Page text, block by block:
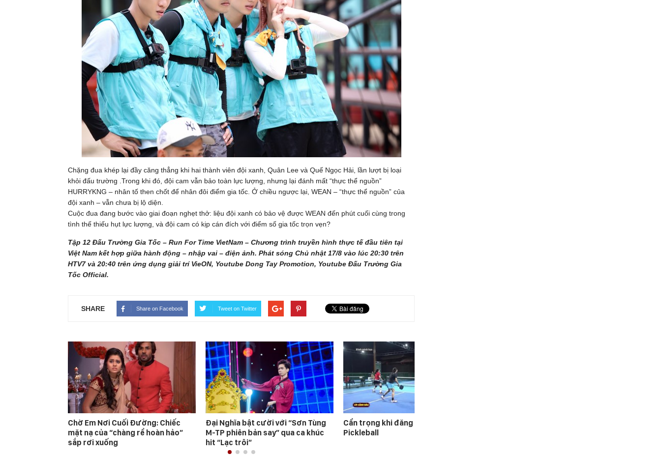
Chặng đua khép lại đầy căng thẳng khi hai thành viên đội xanh, Quân Lee và Quế Ngọc Hải, lần lượt bị loại
khỏi đấu trường .Trong khi đó, đội cam vẫn bảo toàn lực lượng, nhưng lại đánh mất “thực thể nguồn”
HURRYKNG – nhân tố then chốt để nhân đôi điểm gia tốc. Ở chiều ngược lại, WEAN – “thực thể nguồn” của
đội xanh – vẫn chưa bị lộ diện.
Cuộc đua đang bước vào giai đoạn nghẹt thở: liệu đội xanh có bảo vệ được WEAN đến phút cuối cùng trong
tình thế thiếu hụt lực lượng, và đội cam có kịp cán đích với điểm số gia tốc trọn vẹn?
Tập 12 Đấu Trường Gia Tốc – Run For Time VietNam – Chương trình truyền hình thực tế đầu tiên tại
Việt Nam kết hợp giữa hành động – nhập vai – điện ảnh. Phát sóng Chủ nhật 17/8 vào lúc 20:30 trên
HTV7 và 20:40 trên ứng dụng giải trí VieON, Youtube Dong Tay Promotion, Youtube Đấu Trường Gia
Tốc Official.
SHARE Share on Facebook Tweet on Twitter
Chờ Em Nơi Cuối Đường: Chiếc
mặt nạ của “chàng rể hoàn hảo”
sắp rơi xuống
Đại Nghĩa bật cười với “Sơn Tùng
M-TP phiên bản say” qua ca khúc
hit “Lạc trôi”
Cẩn trọng khi đăng ký học
Pickleball